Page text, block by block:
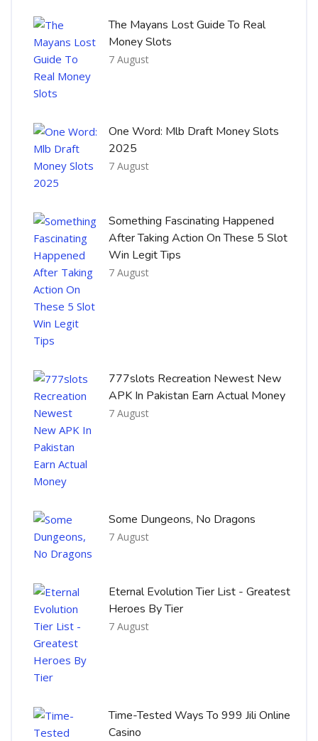
The Mayans Lost Guide To Real
Money Slots
7 August
One Word: Mlb Draft Money Slots
2025
7 August
Something Fascinating Happened
After Taking Action On These 5 Slot
Win Legit Tips
7 August
777slots Recreation Newest New
APK In Pakistan Earn Actual Money
7 August
Some Dungeons, No Dragons
7 August
Eternal Evolution Tier List - Greatest
Heroes By Tier
7 August
Time-Tested Ways To 999 Jili Online
Casino